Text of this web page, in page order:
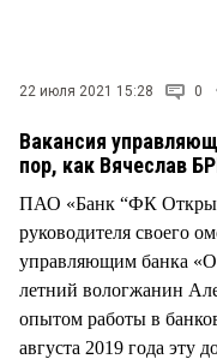
22 июля 2021 15:28 0
Вакансия
пор, как Вячеслав
ПАО «Банк “ФК
руководителя своего
управляющим банка
летний вологжанин
опытом работы в
августа 2019 года эту